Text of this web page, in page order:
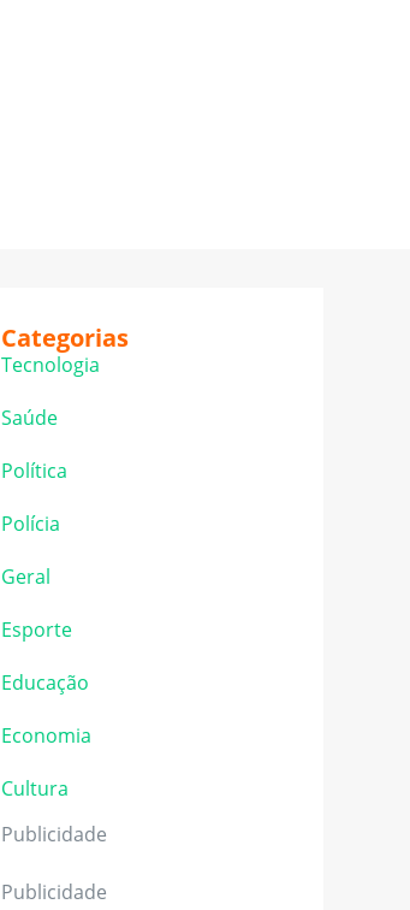
Categorias
Tecnologia
Saúde
Política
Polícia
Geral
Esporte
Educação
Economia
Cultura
Publicidade
Publicidade